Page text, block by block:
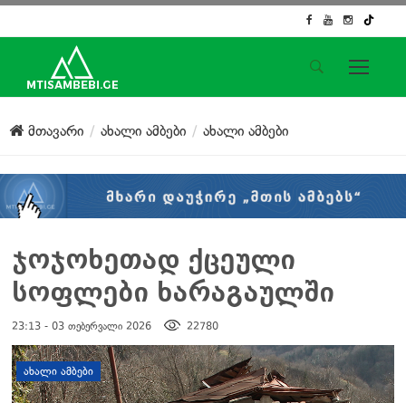
საიტის მენიუ
მთავარი
ქართული საქმე
კონტაქტი
სოციალური ქსელები
მთავარი ახალი ამბები ახალი ამბები
ჯოჯოხეთად ქცეული
სოფლები ხარაგაულში
23:13 - 03 თებერვალი 2026 22780
დატოვე კომენტარი
ᲐᲮᲐᲚᲘ ᲐᲛᲑᲔᲑᲘ